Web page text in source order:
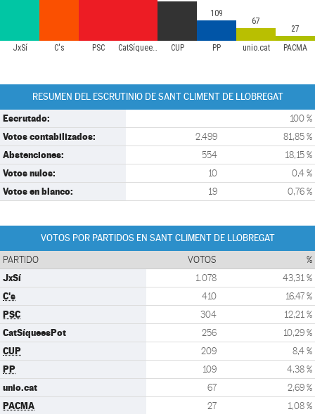
JxSí C's PSC CatSíqueesPot CUP PP unio.cat PACMA
109
67
27
RESUMEN DEL ESCRUTINIO DE SANT CLIMENT DE LLOBREGAT
Escrutado: 100 %
Votos contabilizados: 2.499 81,85 %
Abstenciones: 554 18,15 %
Votos nulos: 10 0,4 %
Votos en blanco: 19 0,76 %
VOTOS POR PARTIDOS EN SANT CLIMENT DE LLOBREGAT
PARTIDO VOTOS %
JxSí 1.078 43,31 %
C's 410 16,47 %
PSC 304 12,21 %
CatSíqueesPot 256 10,29 %
CUP 209 8,4 %
PP 109 4,38 %
unio.cat 67 2,69 %
PACMA 27 1,08 %